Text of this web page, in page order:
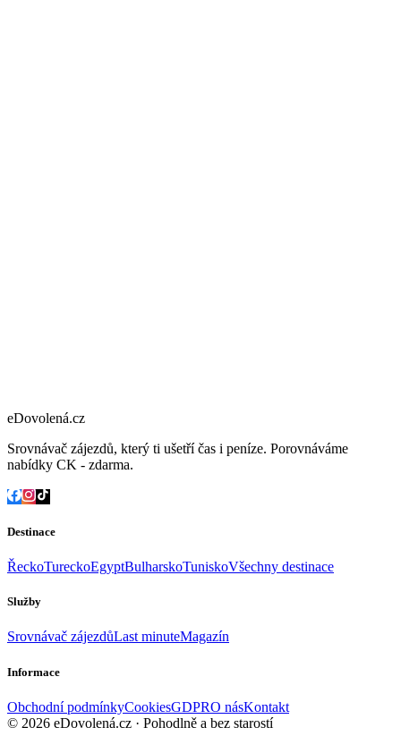
eDovolená.cz
Srovnávač zájezdů, který ti ušetří čas i peníze. Porovnáváme
nabídky CK - zdarma.
Destinace
ŘeckoTureckoEgyptBulharskoTuniskoVšechny destinace
Služby
Srovnávač zájezdůLast minuteMagazín
Informace
Obchodní podmínkyCookiesGDPRO násKontakt
© 2026 eDovolená.cz · Pohodlně a bez starostíVšechna práva